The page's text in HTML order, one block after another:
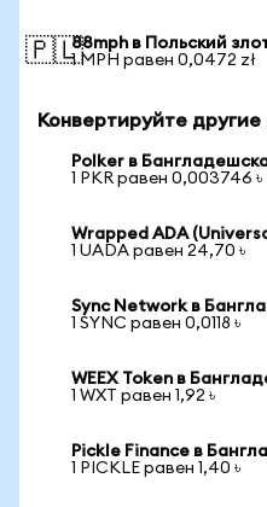
🇵🇱88mph в Польский
1 MPH равен 0,0472 zł
Конвертируйте
Polker в
1 PKR равен 0,003746 ৳
Wrapped ADA
1 UADA равен 24,70 ৳
Sync Network в
1 SYNC равен 0,0118 ৳
WEEX Token в
1 WXT равен 1,92 ৳
Pickle Finance в
1 PICKLE равен 1,40 ৳